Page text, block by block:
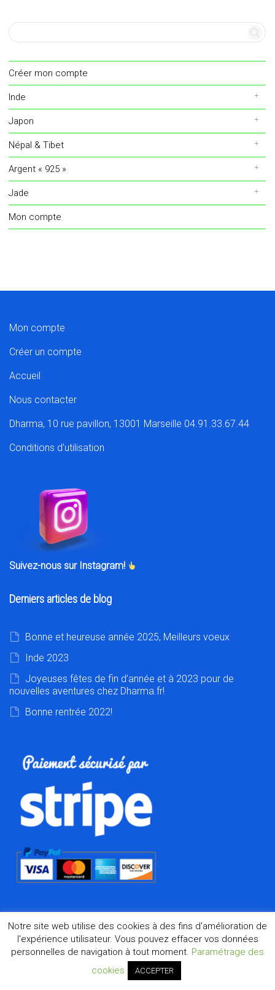
Créer mon compte
Inde
Japon
Népal & Tibet
Argent « 925 »
Jade
Mon compte
Mon compte
Créer un compte
Accueil
Nous contacter
Dharma, 10 rue pavillon, 13001 Marseille 04.91.33.67.44
Conditions d’utilisation
Suivez-nous sur Instagram!
Derniers articles de blog
Bonne et heureuse année 2025, Meilleurs voeux
Inde 2023
Joyeuses fêtes de fin d’année et à 2023 pour de
nouvelles aventures chez Dharma.fr!
Bonne rentrée 2022!
©2026 Dharma.fr, la boutique de l'Asie à Marseille depuis
1998
Notre site web utilise des cookies à des fins d'amélioration de
l'expérience utilisateur. Vous pouvez effacer vos données
personnelles de navigation à tout moment. Paramétrage des
cookies
ACCEPTER